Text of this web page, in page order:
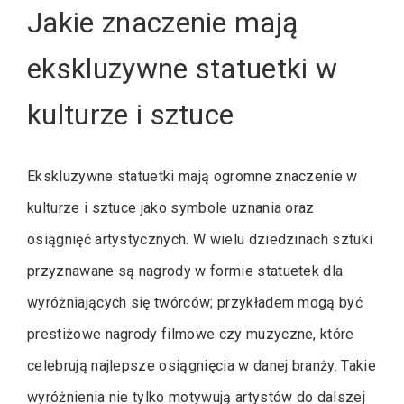
Jakie znaczenie mają
ekskluzywne statuetki w
kulturze i sztuce
Ekskluzywne statuetki mają ogromne znaczenie w
kulturze i sztuce jako symbole uznania oraz
osiągnięć artystycznych. W wielu dziedzinach sztuki
przyznawane są nagrody w formie statuetek dla
wyróżniających się twórców; przykładem mogą być
prestiżowe nagrody filmowe czy muzyczne, które
celebrują najlepsze osiągnięcia w danej branży. Takie
wyróżnienia nie tylko motywują artystów do dalszej